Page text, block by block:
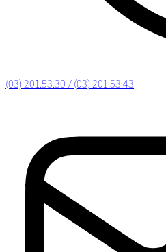
(03) 201.53.30 / (03) 201.53.43